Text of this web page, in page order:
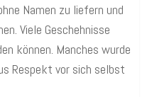
Namen zu liefern und
Viele Geschehnisse
können. Manches wurde
Respekt vor sich selbst